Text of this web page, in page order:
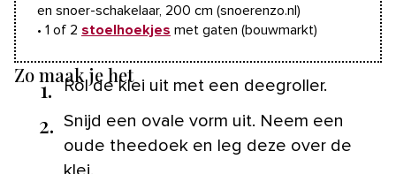
en snoer-schakelaar, 200 cm (snoerenzo.nl)
• 1 of 2 stoelhoekjes met gaten (bouwmarkt)
Zo maak je het
1. Rol de klei uit met een deegroller.
2. Snijd een ovale vorm uit. Neem een
oude theedoek en leg deze over de